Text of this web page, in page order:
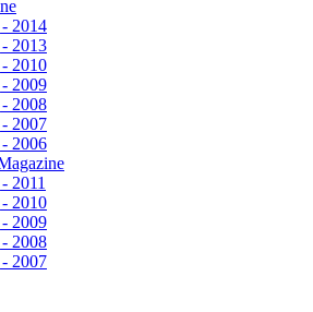
2014
2013
2010
2009
2008
2007
2006
2011
2010
2009
2008
2007